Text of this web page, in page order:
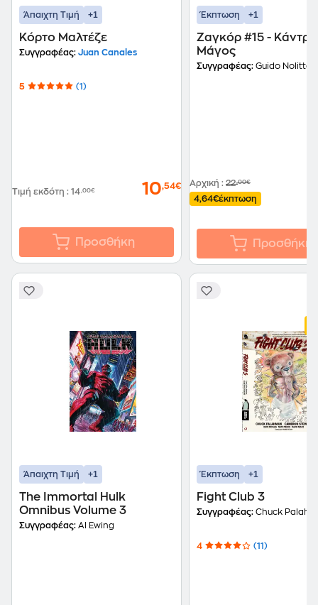
Άπαιχτη Τιμή +1
Κόρτο Μαλτέζε
Συγγραφέας: Juan Canales
5 (1)
Τιμή εκδότη : 14,00€ 10,54€
Προσθήκη
Έκπτωση +1
Ζαγκόρ #15 -
Μάγος
Συγγραφέας: Guido Nolitta
Αρχική : 22,00€
4,64€έκπτωση
Προσθήκη
Άπαιχτη Τιμή +1
The Immortal Hulk
Omnibus Volume 3
Συγγραφέας: Al Ewing
Έκπτωση +1
Fight Club 3
Συγγραφέας: Chuck
4 (11)